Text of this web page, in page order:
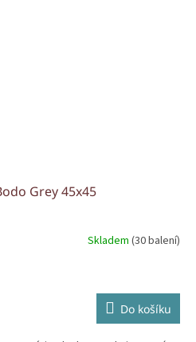
Grey 45x45
Skladem (30 balení)
Do košíku